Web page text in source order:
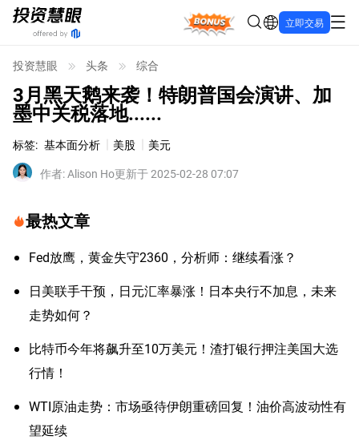
Bonus 立即交易
投资慧眼 头条 综合
3月黑天鹅来袭！特朗普国会演讲、加
墨中关税落地......
标签: 基本面分析 美股
美元
作者:Alison Ho更新于 2025-02-28 07:07
最热文章
Fed放鹰，黄金失守2360，分析师：继续看涨？
日美联手干预，日元汇率暴涨！日本央行不加息，未来
走势如何？
比特币今年将飙升至10万美元！渣打银行押注美国大选
行情！
WTI原油走势：市场亟待伊朗重磅回复！油价高波动性有
望延续